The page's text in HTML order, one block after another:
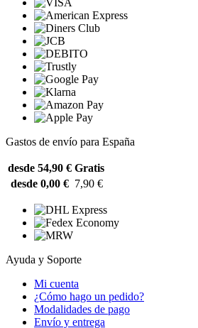
Gastos de envío para España
desde 54,90 € Gratis
desde 0,00 € 7,90 €
Ayuda y Soporte
Mi cuenta
¿Cómo hago un pedido?
Modalidades de pago
Envío y entrega